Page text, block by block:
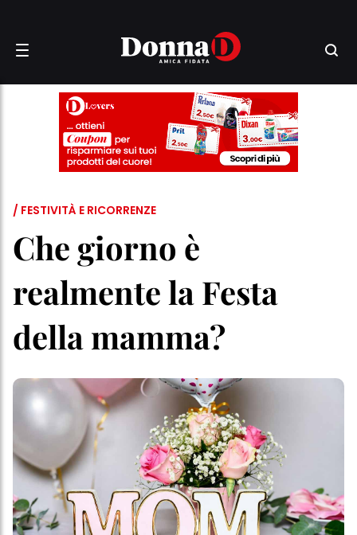
/ FESTIVITÀ E RICORRENZE
Che giorno è
realmente la Festa
della mamma?